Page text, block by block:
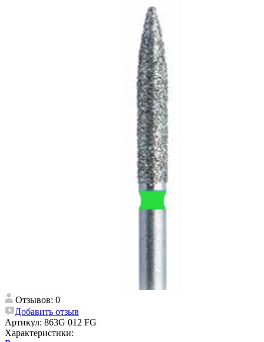
Отзывов: 0
Добавить отзыв
Артикул: 863G 012 FG
Характеристики: